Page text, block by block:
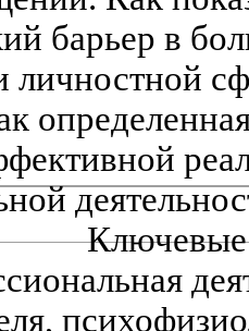
барьер в
личностной
Ключевые